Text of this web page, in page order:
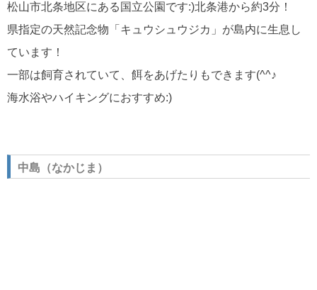
松山市北条地区にある国立公園です:)北条港から約3分！
県指定の天然記念物「キュウシュウジカ」が島内に生息し
ています！
一部は飼育されていて、餌をあげたりもできます(^^♪
海水浴やハイキングにおすすめ:)
中島（なかじま）